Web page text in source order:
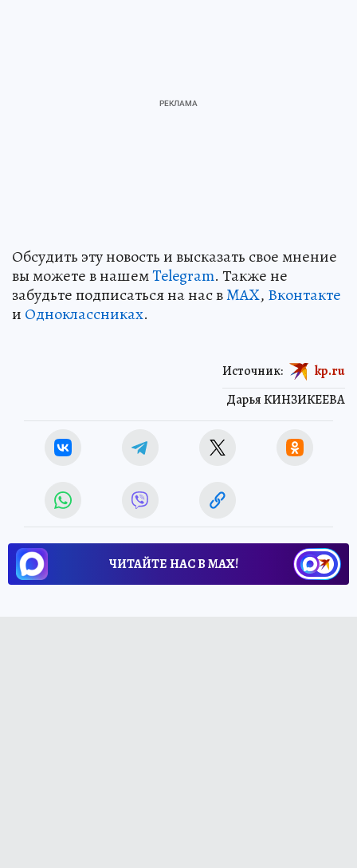
Обсудить эту новость и высказать свое мнение
вы можете в нашемTelegram. Также не
забудьте подписаться на нас вMAX, Вконтакте
и Одноклассниках.
Дарья КИНЗИКЕЕВА
Источник: kp.ru
ЧИТАЙТЕ НАС В МАХ!